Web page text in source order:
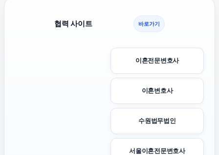
협력 사이트 바로가기
이혼전문변호사
이혼변호사
수원법무법인
서울이혼전문변호사